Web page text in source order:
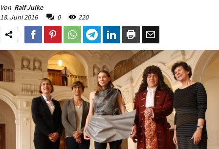
Von Ralf Julke
18. Juni 2016
0 220